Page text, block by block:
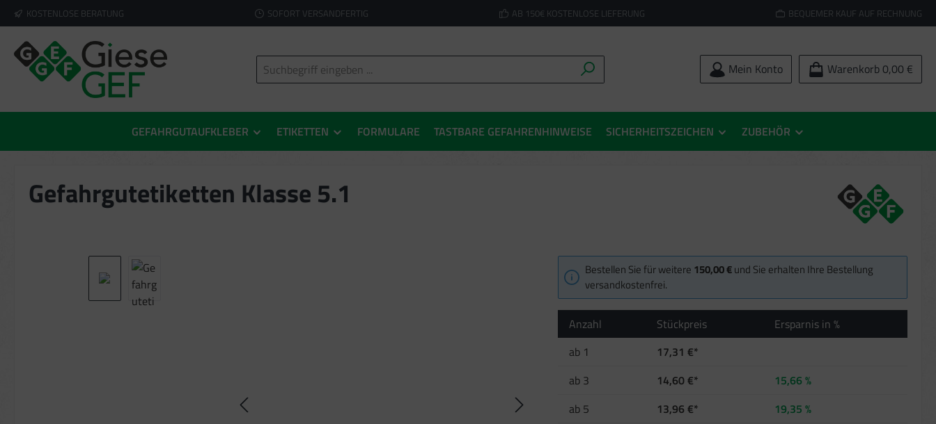
Zur Hauptnavigation springen
KOSTENLOSE BERATUNG SOFORT VERSANDFERTIG AB 150€ KOSTENLOSE LIEFERUNG BEQUEMER KAUF AUF RECHNUNG
Mein Konto Warenkorb 0,00 €
GEFAHRGUTAUFKLEBER ETIKETTEN FORMULARE TASTBARE GEFAHRENHINWEISE SICHERHEITSZEICHEN ZUBEHÖR
Gefahrgutetiketten Klasse 5.1
Bildergalerie überspringen Bestellen Sie für weitere 150,00 €und Sie erhalten Ihre Bestellung
versandkostenfrei.
Anzahl Stückpreis
Ersparnis in %
ab 1
17,31 €*
ab 3 14,60 €*
15,66 %
ab 5 13,96 €*
19,35 %